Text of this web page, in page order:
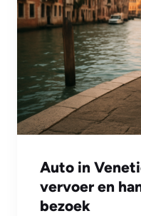
Auto in
vervoer en
bezoek